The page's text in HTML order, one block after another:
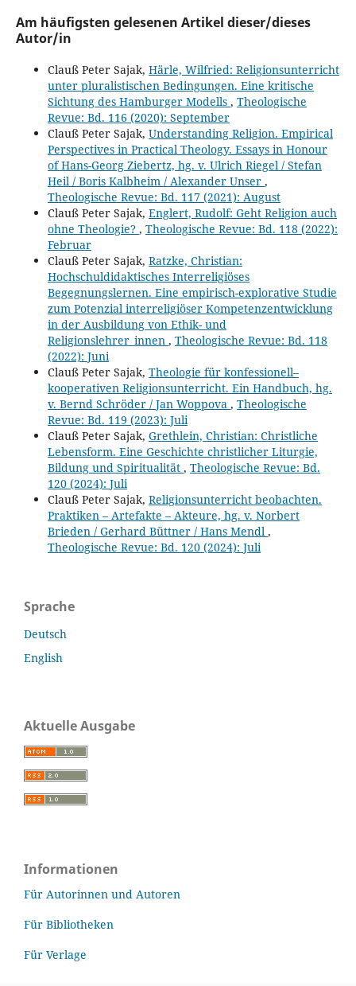
Am häufigsten gelesenen Artikel dieser/dieses
Autor/in
Clauß Peter Sajak, Härle, Wilfried: Religionsunterricht
unter pluralistischen Bedingungen. Eine kritische
Sichtung des Hamburger Modells , Theologische
Revue: Bd. 116 (2020): September
Clauß Peter Sajak, Understanding Religion. Empirical
Perspectives in Practical Theology. Essays in Honour
of Hans-Georg Ziebertz, hg. v. Ulrich Riegel / Stefan
Heil / Boris Kalbheim / Alexander Unser ,
Theologische Revue: Bd. 117 (2021): August
Clauß Peter Sajak, Englert, Rudolf: Geht Religion auch
ohne Theologie? , Theologische Revue: Bd. 118 (2022):
Februar
Clauß Peter Sajak, Ratzke, Christian:
Hochschuldidaktisches Interreligiöses
Begegnungslernen. Eine empirisch-explorative Studie
zum Potenzial interreligiöser Kompetenzentwicklung
in der Ausbildung von Ethik- und
Religionslehrer_innen , Theologische Revue: Bd. 118
(2022): Juni
Clauß Peter Sajak, Theologie für konfessionell–
kooperativen Religionsunterricht. Ein Handbuch, hg.
v. Bernd Schröder / Jan Woppova , Theologische
Revue: Bd. 119 (2023): Juli
Clauß Peter Sajak, Grethlein, Christian: Christliche
Lebensform. Eine Geschichte christlicher Liturgie,
Bildung und Spiritualität , Theologische Revue: Bd.
120 (2024): Juli
Clauß Peter Sajak, Religionsunterricht beobachten.
Praktiken – Artefakte – Akteure, hg. v. Norbert
Brieden / Gerhard Büttner / Hans Mendl ,
Theologische Revue: Bd. 120 (2024): Juli
Sprache
Deutsch
English
Aktuelle Ausgabe
Informationen
Für Autorinnen und Autoren
Für Bibliotheken
Für Verlage